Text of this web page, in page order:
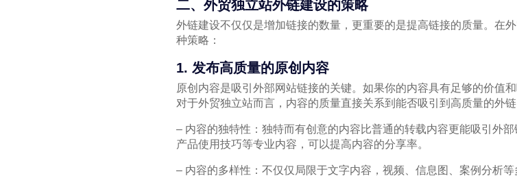
二、外贸独立站外链建设的策略
外链建设不仅仅是增加链接的数量，更重要的是提高链接的质量。在
种策略：
1. 发布高质量的原创内容
原创内容是吸引外部网站链接的关键。如果你的内容具有足够的价值
对于外贸独立站而言，内容的质量直接关系到能否吸引到高质量的外链
– 内容的独特性：独特而有创意的内容比普通的转载内容更能吸引外
产品使用技巧等专业内容，可以提高内容的分享率。
– 内容的多样性：不仅仅局限于文字内容，视频、信息图、案例分析